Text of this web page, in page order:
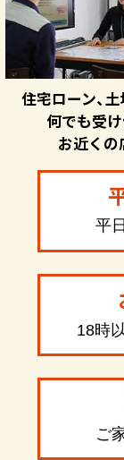
住宅ローン、
何でも受
お近くの
平
18時
ご